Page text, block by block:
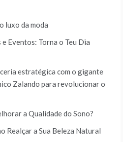
luxo da moda
Eventos: Torna o Teu Dia
estratégica com o gigante
Zalando para revolucionar o
a Qualidade do Sono?
Realçar a Sua Beleza Natural